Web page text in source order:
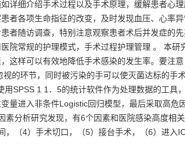
详细介绍手术过程以及手术原理，缓解患者心
者各项生命指征的改变，及时发现血压、心率
者随访调查，特别注意观察患者术后并发症的
院常规的护理模式，手术过程护理管理 。 本
这样可以有效地降低手术感染的发生率。要注
视的环节，同时被污染的手可以使灭菌达标的手
用SPSS 1 1．5的统计软件作为处理数据的工具
量进入非条件Logistic回归模型，最后采取高危
素分析研究发现，有6个因素和医院感染高度相
，（4）手术切口，（5）接台手术，（6）进入